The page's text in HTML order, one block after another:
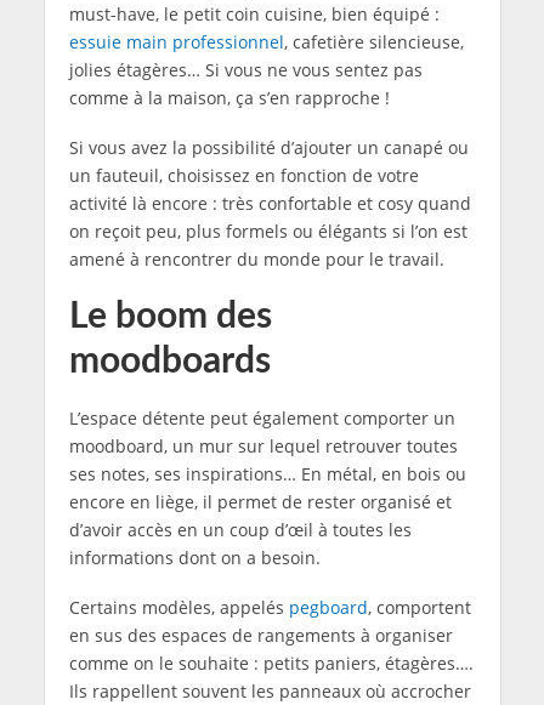
must-have, le petit coin cuisine, bien équipé :
essuie main professionnel, cafetière silencieuse,
jolies étagères… Si vous ne vous sentez pas
comme à la maison, ça s’en rapproche !
Si vous avez la possibilité d’ajouter un canapé ou
un fauteuil, choisissez en fonction de votre
activité là encore : très confortable et cosy quand
on reçoit peu, plus formels ou élégants si l’on est
amené à rencontrer du monde pour le travail.
Le boom des
moodboards
L’espace détente peut également comporter un
moodboard, un mur sur lequel retrouver toutes
ses notes, ses inspirations… En métal, en bois ou
encore en liège, il permet de rester organisé et
d’avoir accès en un coup d’œil à toutes les
informations dont on a besoin.
Certains modèles, appelés pegboard, comportent
en sus des espaces de rangements à organiser
comme on le souhaite : petits paniers, étagères….
Ils rappellent souvent les panneaux où accrocher